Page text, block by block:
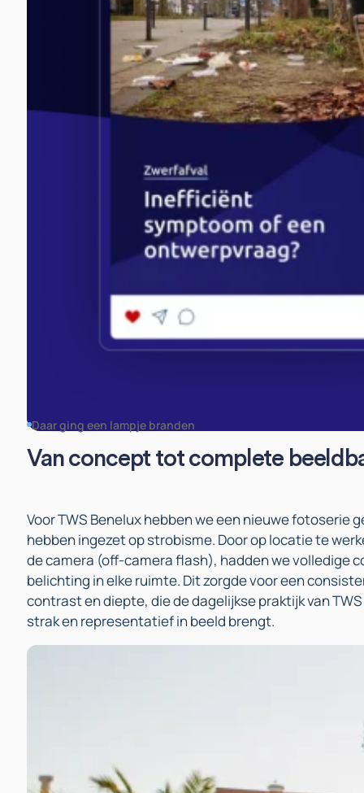
Daar ging een lampje branden
Van concept tot complete
Voor TWS Benelux hebben we een nieuwe fotoserie
hebben ingezet op strobisme. Door op locatie te
de camera (off-camera flash), hadden we volledige
belichting in elke ruimte. Dit zorgde voor een
contrast en diepte, die de dagelijkse praktijk van
strak en representatief in beeld brengt.